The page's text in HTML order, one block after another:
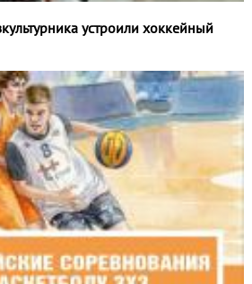
устроили хоккейный